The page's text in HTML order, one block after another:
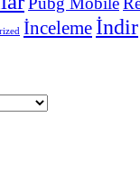
İnceleme İndir